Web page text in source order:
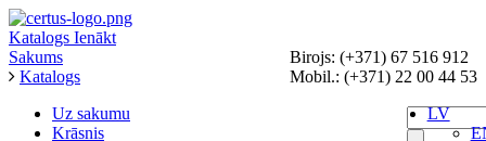
Katalogs Ienākt
Birojs: (+371) 67 516 912
Mobil.: (+371) 22 00 44 53
Uz sakumu
Krāsnis
LV
Sakums
Katalogs